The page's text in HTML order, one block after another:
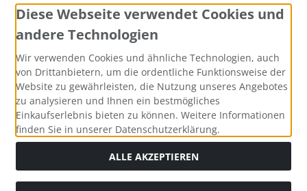
Diese Webseite verwendet Cookies und
andere Technologien
Wir verwenden Cookies und ähnliche Technologien, auch
von Drittanbietern, um die ordentliche Funktionsweise der
Website zu gewährleisten, die Nutzung unseres Angebotes
zu analysieren und Ihnen ein bestmögliches
Einkaufserlebnis bieten zu können. Weitere Informationen
finden Sie in unserer Datenschutzerklärung.
ALLE AKZEPTIEREN